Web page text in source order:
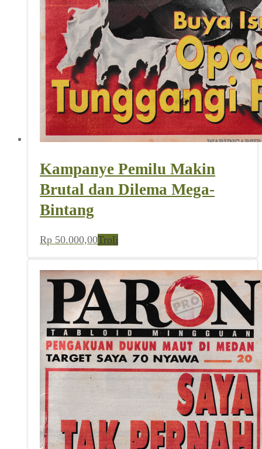
Kampanye Pemilu Makin
Brutal dan Dilema Mega-
Bintang
Rp 50.000,00Troli